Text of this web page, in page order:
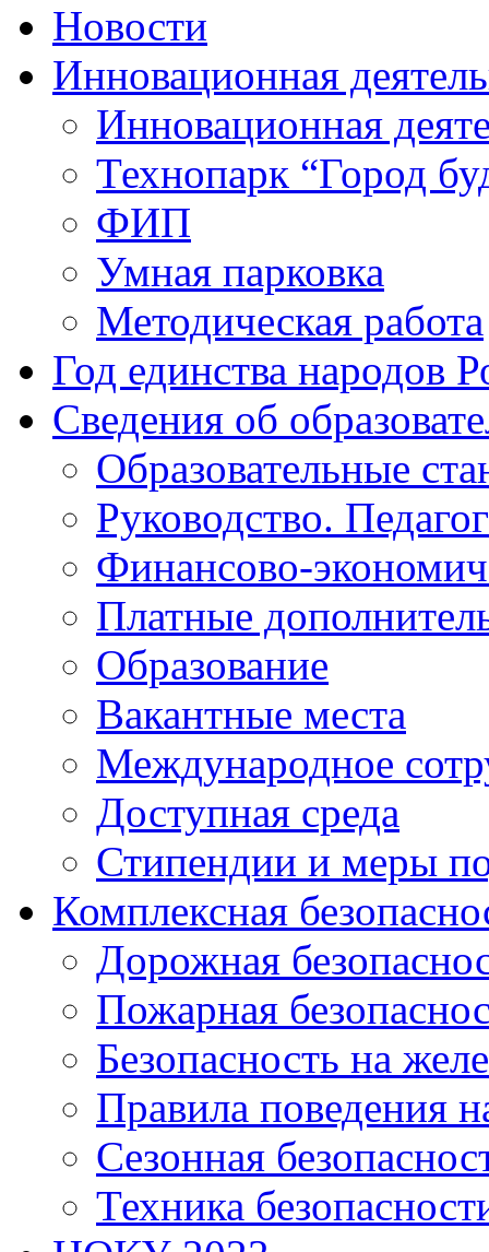
Новости
Инновационная
Инновационная
Технопарк “Город
ФИП
Умная парковка
Методическая работа
Год единства народов
Сведения об
Образовательные
Руководство.
Финансово-
Платные
Образование
Вакантные места
Международное
Доступная среда
Стипендии и меры
Комплексная
Дорожная
Пожарная
Безопасность на
Правила поведения
Сезонная
Техника